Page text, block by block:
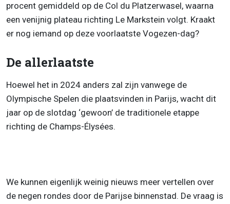
procent gemiddeld op de Col du Platzerwasel, waarna
een venijnig plateau richting Le Markstein volgt. Kraakt
er nog iemand op deze voorlaatste Vogezen-dag?
De allerlaatste
Hoewel het in 2024 anders zal zijn vanwege de
Olympische Spelen die plaatsvinden in Parijs, wacht dit
jaar op de slotdag ‘gewoon’ de traditionele etappe
richting de Champs-Élysées.
We kunnen eigenlijk weinig nieuws meer vertellen over
de negen rondes door de Parijse binnenstad. De vraag is